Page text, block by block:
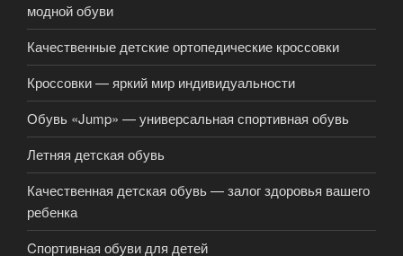
модной обуви
Качественные детские ортопедические кроссовки
Кроссовки — яркий мир индивидуальности
Обувь «Jump» — универсальная спортивная обувь
Летняя детская обувь
Качественная детская обувь — залог здоровья вашего
ребенка
Cпортивная обуви для детей